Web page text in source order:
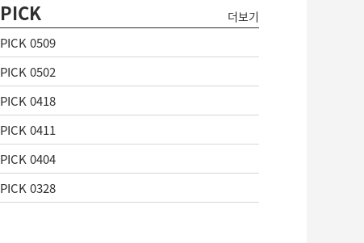
PICK 더보기
PICK 0509
PICK 0502
PICK 0418
PICK 0411
PICK 0404
PICK 0328